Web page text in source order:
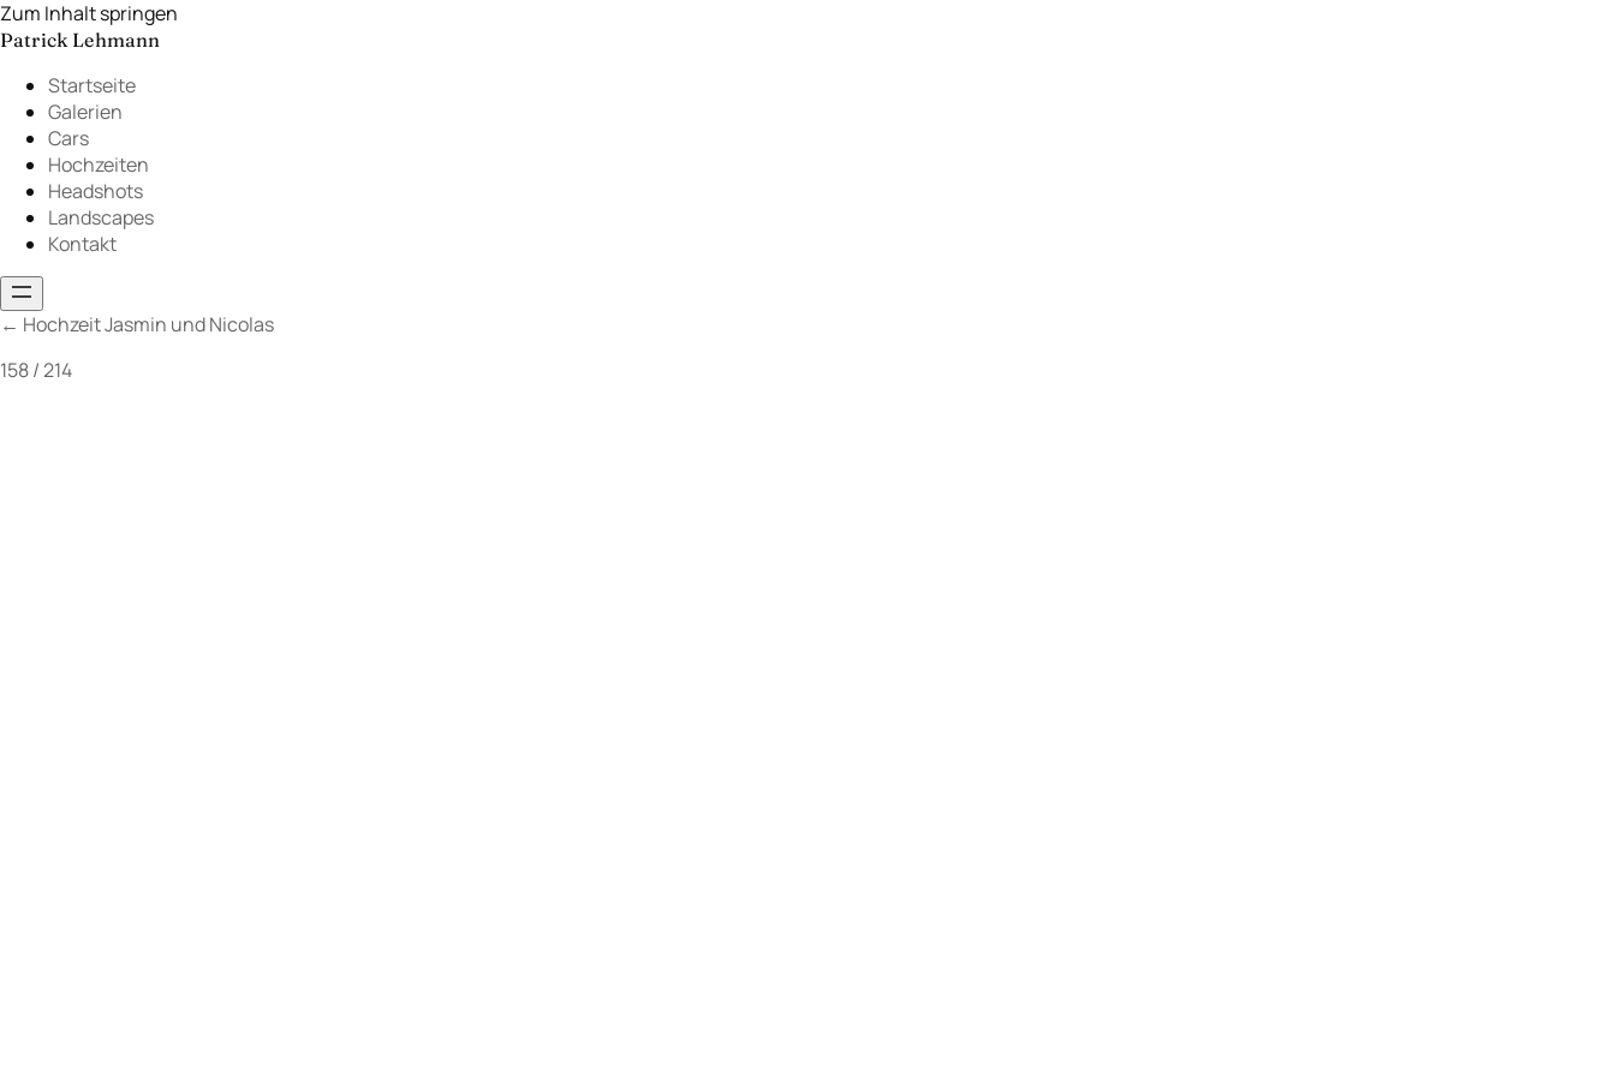
Zum Inhalt springen
Patrick Lehmann
Startseite
Galerien
Cars
Hochzeiten
Headshots
Landscapes
Kontakt
← Hochzeit Jasmin und Nicolas
158 / 214